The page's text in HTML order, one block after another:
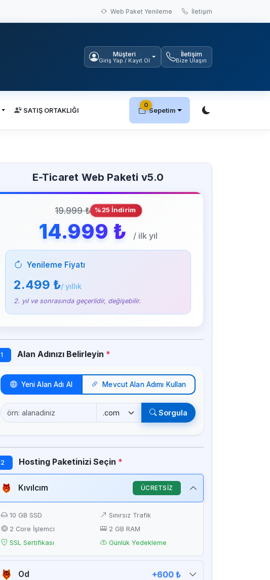
Web Paket Yenileme İletişim
Müşteri
Giriş Yap / Kayıt Ol
İletişim
Bize Ulaşın
SATIŞ ORTAKLIĞI
0
Sepetim
E-Ticaret Web Paketi v5.0
19.999 ₺ %25 İndirim
14.999 ₺ / ilk yıl
Yenileme Fiyatı
2.499 ₺/ yıllık
2. yıl ve sonrasında geçerlidir, değişebilir.
1 Alan Adınızı Belirleyin *
Yeni Alan Adı Al Mevcut Alan Adımı Kullan
Sorgula
2 Hosting Paketinizi Seçin *
Kıvılcım ÜCRETSİZ
10 GB SSD
Sınırsız Trafik
2 Core İşlemci
2 GB RAM
SSL Sertifikası
Günlük Yedekleme
Od +600 ₺